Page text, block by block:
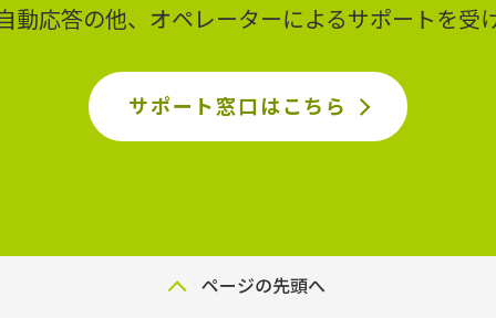
動応答の他、オペレーターによるサポートを受
サポート窓口はこちら
ページの先頭へ